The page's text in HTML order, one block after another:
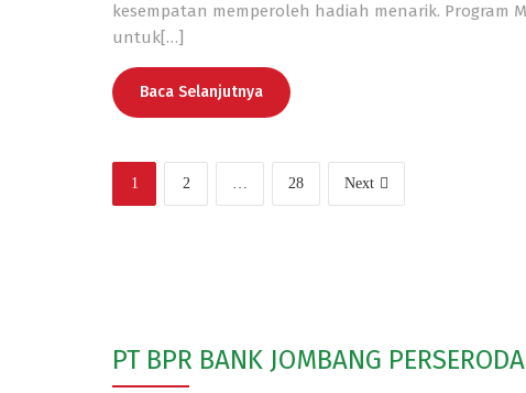
kesempatan memperoleh hadiah menarik. Program
untuk[…]
Baca Selanjutnya
1 2 … 28 Next
PT BPR BANK JOMBANG PERSERODA